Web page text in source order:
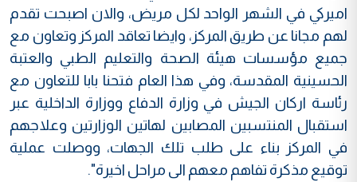
اميركي في الشهر الواحد لكل مريض، والان اصبحت تقدم
لهم مجانا عن طريق المركز، وايضا تعاقد المركز وتعاون مع
جميع مؤسسات هيئة الصحة والتعليم الطبي والعتبة
الحسينية المقدسة، وفي هذا العام فتحنا بابا للتعاون مع
رئاسة اركان الجيش في وزارة الدفاع ووزارة الداخلية عبر
استقبال المنتسبين المصابين لهاتين الوزارتين وعلاجهم
في المركز بناء على طلب تلك الجهات، ووصلت عملية
توقيع مذكرة تفاهم معهم الى مراحل اخيرة".